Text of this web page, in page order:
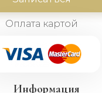
Оплата картой
Информация